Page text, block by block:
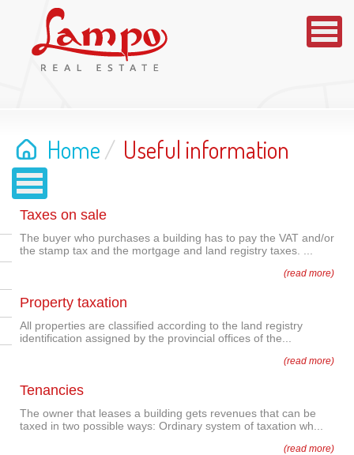
Home/ Useful information
Taxes on sale
The buyer who purchases a building has to pay the VAT and/or
the stamp tax and the mortgage and land registry taxes. ...
(read more)
Property taxation
All properties are classified according to the land registry
identification assigned by the provincial offices of the...
(read more)
Tenancies
The owner that leases a building gets revenues that can be
taxed in two possible ways: Ordinary system of taxation wh...
(read more)